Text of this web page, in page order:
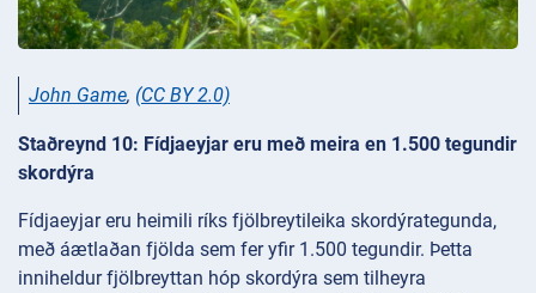
John Game, (CC BY 2.0)
Staðreynd 10: Fídjaeyjar eru með meira en 1.500 tegundir
skordýra
Fídjaeyjar eru heimili ríks fjölbreytileika skordýrategunda,
með áætlaðan fjölda sem fer yfir 1.500 tegundir. Þetta
inniheldur fjölbreyttan hóp skordýra sem tilheyra